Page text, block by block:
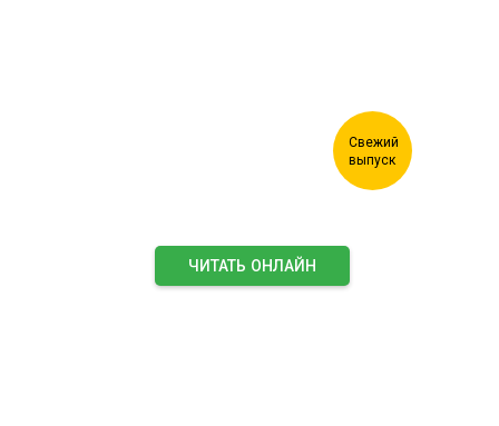
ЧИТАТЬ ОНЛАЙН